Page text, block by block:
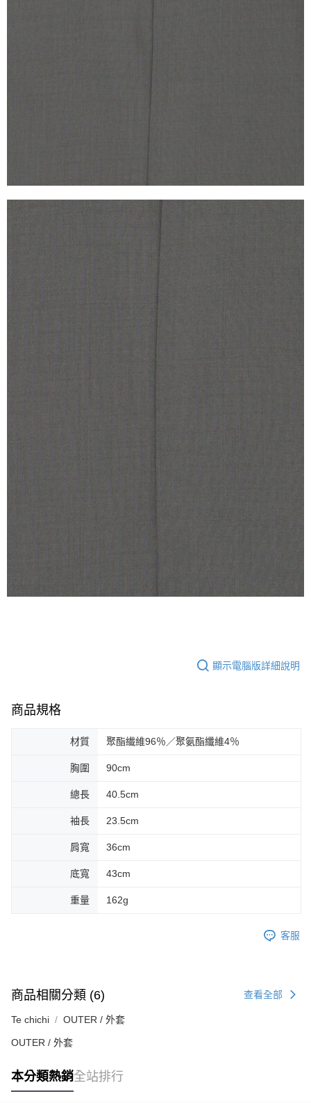
顯示電腦版詳細說明
商品規格
材質 聚酯纎維96％／聚氨酯纖維4％
胸圍 90cm
總長 40.5cm
袖長 23.5cm
肩寬 36cm
底寬 43cm
重量 162g
客服
商品相關分類 (6) 查看全部
Te chichi OUTER / 外套
OUTER / 外套
本分類熱銷全站排行